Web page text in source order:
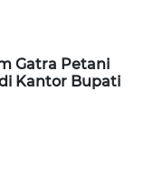
Gatra Petani
Kantor Bupati